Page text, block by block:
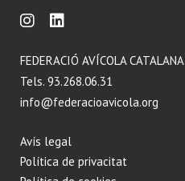
FEDERACIÓ AVÍCOLA CATALANA
Tels. 93.268.06.31
info@federacioavicola.org
Avís legal
Política de privacitat